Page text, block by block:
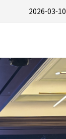
2026-03-10